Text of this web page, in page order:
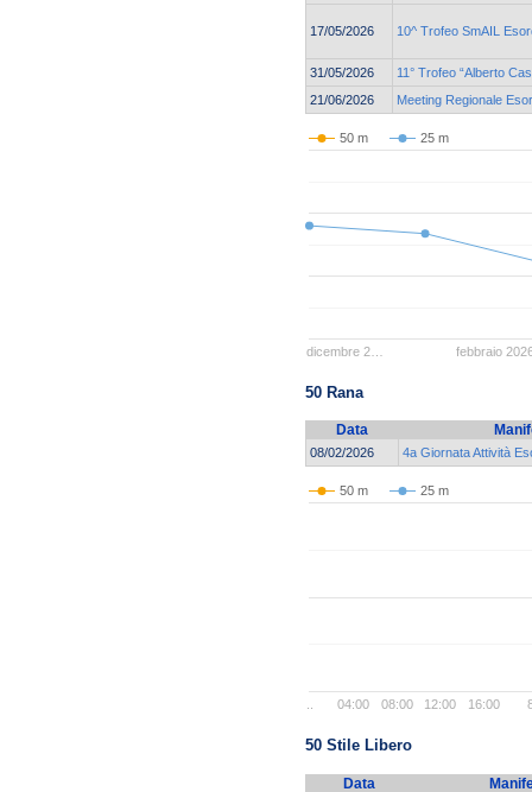
17/05/2026 10^ Trofeo SmAIL
31/05/2026
11° Trofeo “Alberto
21/06/2026
Meeting Regionale
50 m 25 m
dicembre 2… febbraio
50 Rana
Data
08/02/2026 4a Giornata Attività
50 m 25 m
04:00 08:00 12:00 16:00
50 Stile Libero
Data